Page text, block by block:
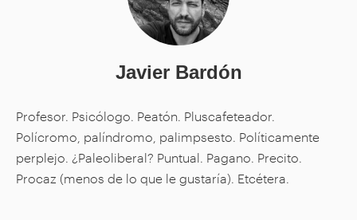
Javier Bardón
Profesor. Psicólogo. Peatón. Pluscafeteador.
Polícromo, palíndromo, palimpsesto. Políticamente
perplejo. ¿Paleoliberal? Puntual. Pagano. Precito.
Procaz (menos de lo que le gustaría). Etcétera.